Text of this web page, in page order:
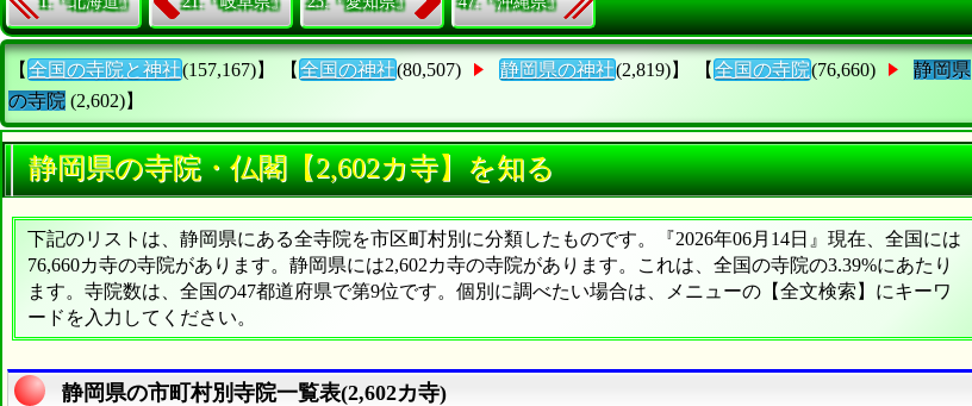
【 全国の寺院と神社(157,167)】 【 全国の神社(80,507) 静岡県の神社(2,819)】 【 全国の寺院(76,660)
静岡県
の寺院 (2,602)】
静岡県の寺院・仏閣【2,602カ寺】を知る
下記のリストは、静岡県にある全寺院を市区町村別に分類したものです。『2026年06月14日』現在、全国には
76,660カ寺の寺院があります。静岡県には2,602カ寺の寺院があります。これは、全国の寺院の3.39%にあたり
ます。寺院数は、全国の47都道府県で第9位です。個別に調べたい場合は、メニューの【全文検索】にキーワ
ードを入力してください。
静岡県の市町村別寺院一覧表(2,602カ寺)